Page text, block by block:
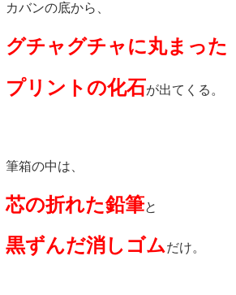
カバンの底から、
グチャグチャに丸まった
プリントの化石が出てくる。
筆箱の中は、
芯の折れた鉛筆と
黒ずんだ消しゴムだけ。